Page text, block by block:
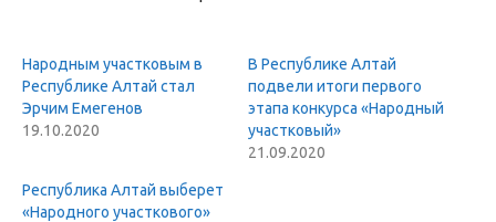
Народным участковым в
Республике Алтай стал
Эрчим Емегенов
19.10.2020
В Республике Алтай
подвели итоги первого
этапа конкурса «Народный
участковый»
21.09.2020
Республика Алтай выберет
«Народного участкового»